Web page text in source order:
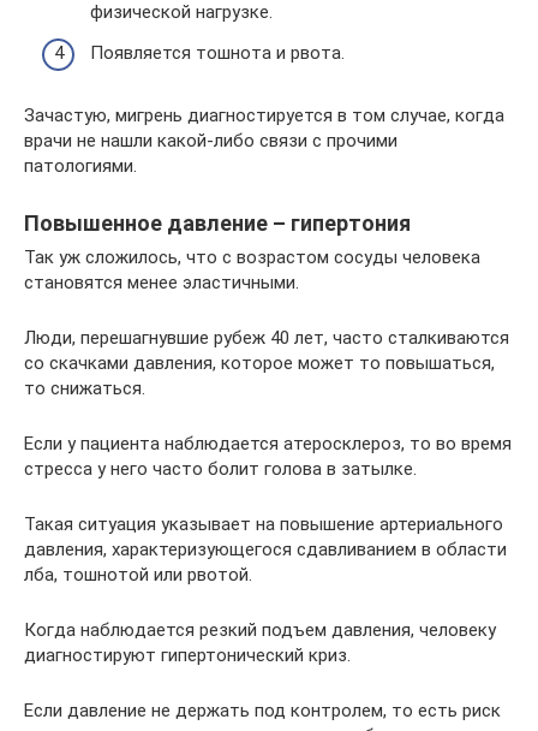
физической нагрузке.
Появляется тошнота и рвота.
Зачастую, мигрень диагностируется в том случае, когда
врачи не нашли какой-либо связи с прочими
патологиями.
Повышенное давление – гипертония
Так уж сложилось, что с возрастом сосуды человека
становятся менее эластичными.
Люди, перешагнувшие рубеж 40 лет, часто сталкиваются
со скачками давления, которое может то повышаться,
то снижаться.
Если у пациента наблюдается атеросклероз, то во время
стресса у него часто болит голова в затылке.
Такая ситуация указывает на повышение артериального
давления, характеризующегося сдавливанием в области
лба, тошнотой или рвотой.
Когда наблюдается резкий подъем давления, человеку
диагностируют гипертонический криз.
Если давление не держать под контролем, то есть риск